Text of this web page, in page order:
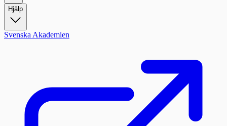
Hjälp
Svenska Akademien